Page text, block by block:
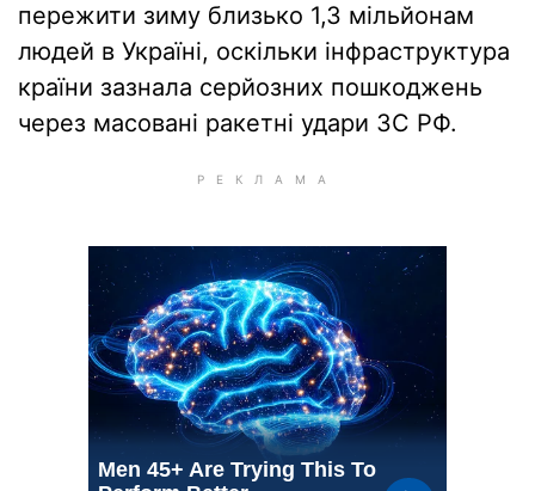
пережити зиму близько 1,3 мільйонам
людей в Україні, оскільки інфраструктура
країни зазнала серйозних пошкоджень
через масовані ракетні удари ЗС РФ.